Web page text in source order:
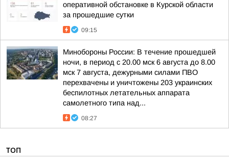
оперативной обстановке в Курской области
за прошедшие сутки
09:15
Минобороны России: В течение прошедшей
ночи, в период с 20.00 мск 6 августа до 8.00
мск 7 августа, дежурными силами ПВО
перехвачены и уничтожены 203 украинских
беспилотных летательных аппарата
самолетного типа над...
08:27
ТОП